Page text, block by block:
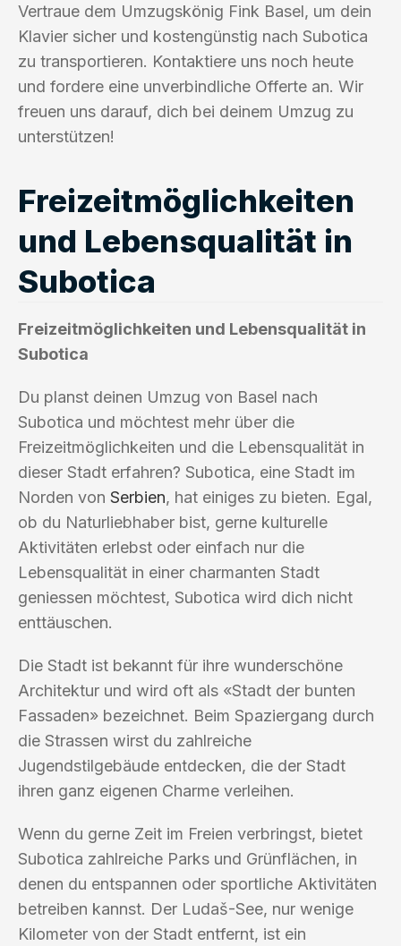
Vertraue dem Umzugskönig Fink Basel, um dein
Klavier sicher und kostengünstig nach Subotica
zu transportieren. Kontaktiere uns noch heute
und fordere eine unverbindliche Offerte an. Wir
freuen uns darauf, dich bei deinem Umzug zu
unterstützen!
Freizeitmöglichkeiten
und Lebensqualität in
Subotica
Freizeitmöglichkeiten und Lebensqualität in
Subotica
Du planst deinen Umzug von Basel nach
Subotica und möchtest mehr über die
Freizeitmöglichkeiten und die Lebensqualität in
dieser Stadt erfahren? Subotica, eine Stadt im
Norden von Serbien, hat einiges zu bieten. Egal,
ob du Naturliebhaber bist, gerne kulturelle
Aktivitäten erlebst oder einfach nur die
Lebensqualität in einer charmanten Stadt
geniessen möchtest, Subotica wird dich nicht
enttäuschen.
Die Stadt ist bekannt für ihre wunderschöne
Architektur und wird oft als «Stadt der bunten
Fassaden» bezeichnet. Beim Spaziergang durch
die Strassen wirst du zahlreiche
Jugendstilgebäude entdecken, die der Stadt
ihren ganz eigenen Charme verleihen.
Wenn du gerne Zeit im Freien verbringst, bietet
Subotica zahlreiche Parks und Grünflächen, in
denen du entspannen oder sportliche Aktivitäten
betreiben kannst. Der Ludaš-See, nur wenige
Kilometer von der Stadt entfernt, ist ein